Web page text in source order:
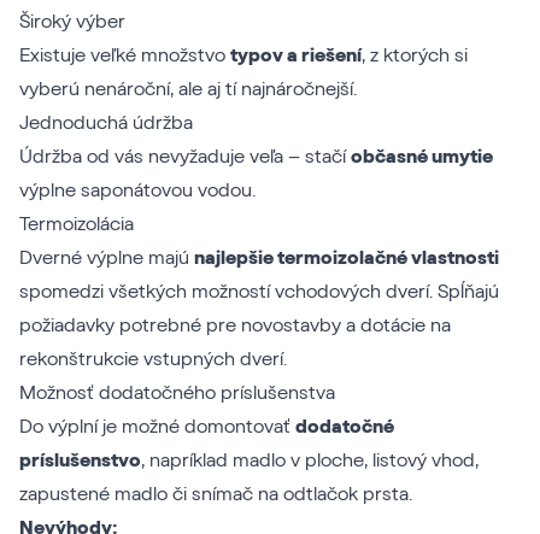
Široký výber
Existuje veľké množstvo typov a riešení, z ktorých si
vyberú nenároční, ale aj tí najnáročnejší.
Jednoduchá údržba
Údržba od vás nevyžaduje veľa – stačíobčasné umytie
výplne saponátovou vodou.
Termoizolácia
Dverné výplne majú najlepšie termoizolačné vlastnosti
spomedzi všetkých možností vchodových dverí. Spĺňajú
požiadavky potrebné pre novostavby a dotácie na
rekonštrukcie vstupných dverí.
Možnosť dodatočného príslušenstva
Do výplní je možné domontovať dodatočné
príslušenstvo, napríklad madlo v ploche, listový vhod,
zapustené madlo či snímač na odtlačok prsta.
Nevýhody: